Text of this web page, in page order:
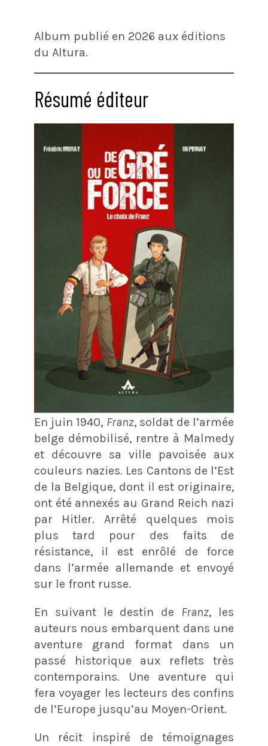
Album publié en 2026 aux éditions
du Altura.
Résumé éditeur
En juin 1940, Franz, soldat de l’armée
belge démobilisé, rentre à Malmedy
et découvre sa ville pavoisée aux
couleurs nazies. Les Cantons de l’Est
de la Belgique, dont il est originaire,
ont été annexés au Grand Reich nazi
par Hitler. Arrêté quelques mois
plus tard pour des faits de
résistance, il est enrôlé de force
dans l’armée allemande et envoyé
sur le front russe.
En suivant le destin de Franz, les
auteurs nous embarquent dans une
aventure grand format dans un
passé historique aux reflets très
contemporains. Une aventure qui
fera voyager les lecteurs des confins
de l’Europe jusqu’au Moyen-Orient.
Un récit inspiré de témoignages